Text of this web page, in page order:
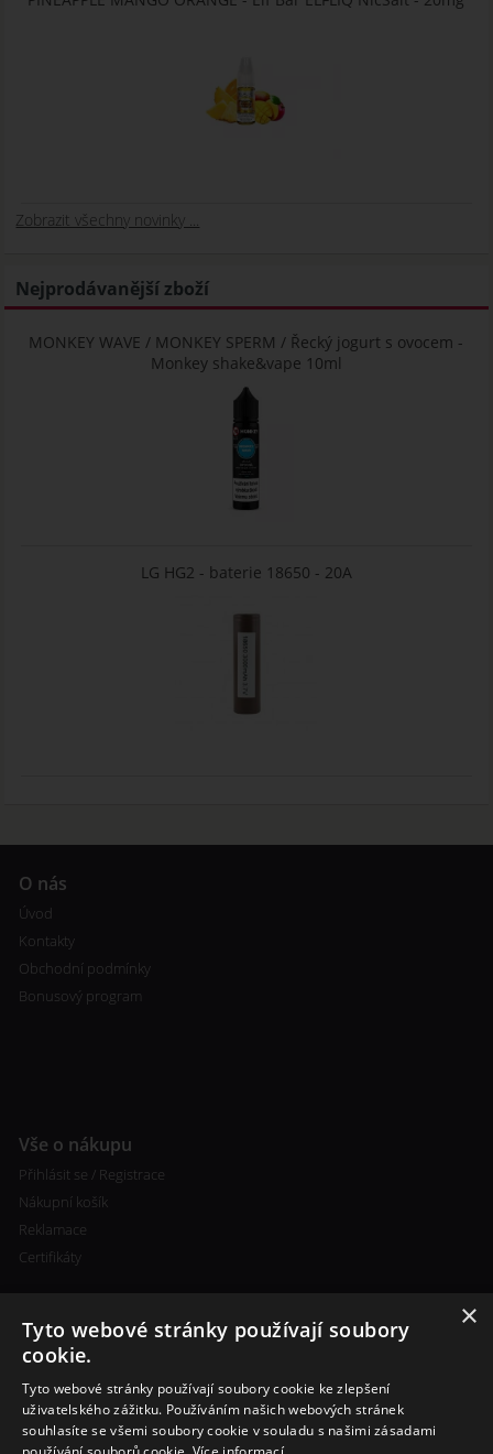
Zobrazit všechny novinky ...
Nejprodávanější zboží
MONKEY WAVE / MONKEY SPERM / Řecký jogurt s ovocem -
Monkey shake&vape 10ml
LG HG2 - baterie 18650 - 20A
O nás
Úvod
Kontakty
Obchodní podmínky
Bonusový program
Vše o nákupu
Přihlásit se / Registrace
Nákupní košík
Reklamace
Certifikáty
Kontakty
+420 773 693 673
×
Tyto webové stránky používají soubory
cookie.
Tyto webové stránky používají soubory cookie ke zlepšení
uživatelského zážitku. Používáním našich webových stránek
souhlasíte se všemi soubory cookie v souladu s našimi zásadami